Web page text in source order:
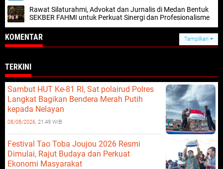
Rawat Silaturahmi, Advokat dan Jurnalis di Medan Bentuk
SEKBER FAHMI untuk Perkuat Sinergi dan Profesionalisme
KOMENTAR Tampilkan
TERKINI
Sambut HUT Ke-81 RI, Sat polairud Polres
Langkat Bagikan Bendera Merah Putih
kepada Nelayan
08/08/2026, 21:49 WIB
Festival Tao Toba Joujou 2026 Resmi
Dimulai, Rajut Budaya dan Perkuat
Ekonomi Masyarakat